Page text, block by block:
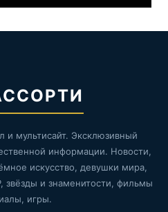
мультисайт. Эксклюзивный
информации. Новости,
искусство, девушки мира,
звёзды и знаменитости, фильмы
игры.